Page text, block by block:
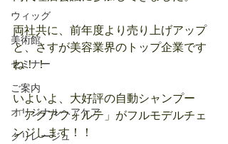
ウィッグ
美術館
セミナー
ご案内
オリジナルヘアケア
クリレージュ
両社共に、前年度より売り上げアップ
と、さすが美容業界のトップ企業です
ね！！
いよいよ、大好評の自動シャンプー
「アクアフォルテ」がフルモデルチェ
ンジします！！